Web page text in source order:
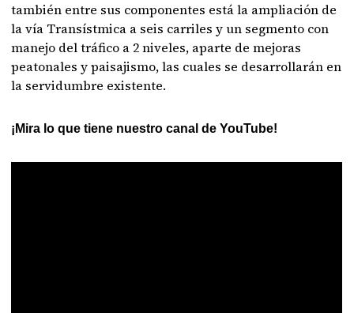
también entre sus componentes está la ampliación de
la vía Transístmica a seis carriles y un segmento con
manejo del tráfico a 2 niveles, aparte de mejoras
peatonales y paisajismo, las cuales se desarrollarán en
la servidumbre existente.
¡Mira lo que tiene nuestro canal de YouTube!